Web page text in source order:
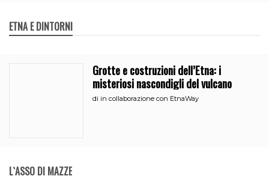
ETNA E DINTORNI
Grotte e costruzioni dell’Etna: i
misteriosi nascondigli del vulcano
di in collaborazione con EtnaWay
L`ASSO DI MAZZE